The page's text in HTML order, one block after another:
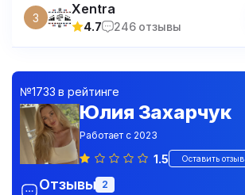
3
Xentra
4.7 246 отзывы
№1733 в рейтинге
Юлия Захарчук
Работает с 2023
1.5 Оставить отзыв
Отзывы 2